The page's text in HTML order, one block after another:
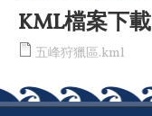
KML檔案下載
五峰狩獵區.kml